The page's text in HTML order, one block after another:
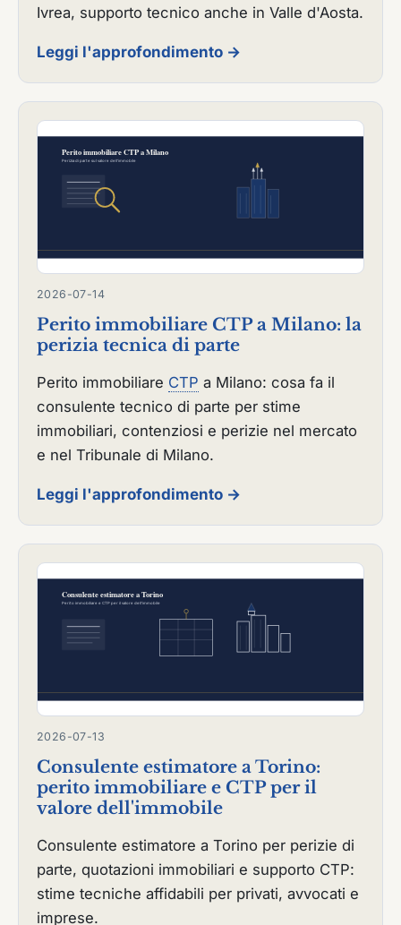
Ivrea, supporto tecnico anche in Valle d'Aosta.
Leggi l'approfondimento →
2026-07-14
Perito immobiliare CTP a Milano: la
perizia tecnica di parte
Perito immobiliare CTP a Milano: cosa fa il
consulente tecnico di parte per stime
immobiliari, contenziosi e perizie nel mercato
e nel Tribunale di Milano.
Leggi l'approfondimento →
2026-07-13
Consulente estimatore a Torino:
perito immobiliare e CTP per il
valore dell'immobile
Consulente estimatore a Torino per perizie di
parte, quotazioni immobiliari e supporto CTP:
stime tecniche affidabili per privati, avvocati e
imprese.